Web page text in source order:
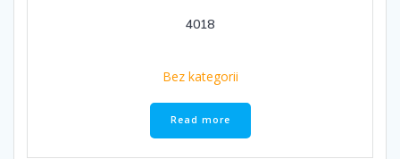
4018
Bez kategorii
Read more